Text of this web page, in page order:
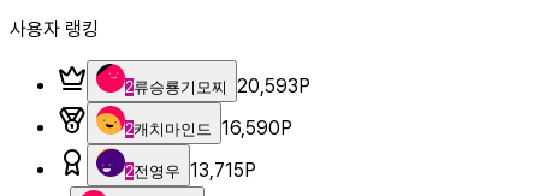
사용자 랭킹
2류승룡기모찌 20,593P
2캐치마인드 16,590P
2전영우 13,715P